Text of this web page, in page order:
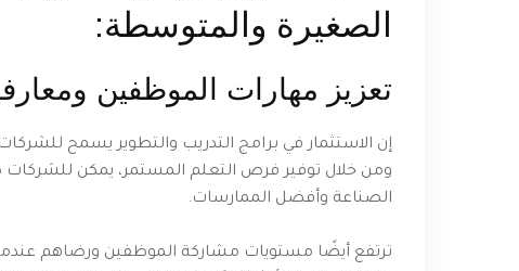
الصغيرة والمتوسطة:
تعزيز مهارات الموظفين
إن الاستثمار في برامج التدريب والتطوير يسمح
ومن خلال توفير فرص التعلم المستمر، يمكن للشركات
الصناعة وأفضل الممارسات.
ترتفع أيضًا مستويات مشاركة الموظفين ورضاهم عندما